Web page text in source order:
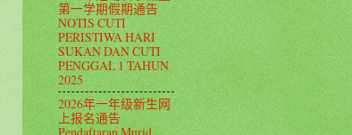
第一学期假期通告
NOTIS CUTI
PERISTIWA HARI
SUKAN DAN CUTI
PENGGAL 1 TAHUN
2025
2026年一年级新生网
上报名通告